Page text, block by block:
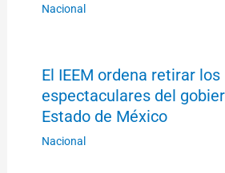
Nacional
El IEEM ordena retirar los
espectaculares del
Estado de México
Nacional